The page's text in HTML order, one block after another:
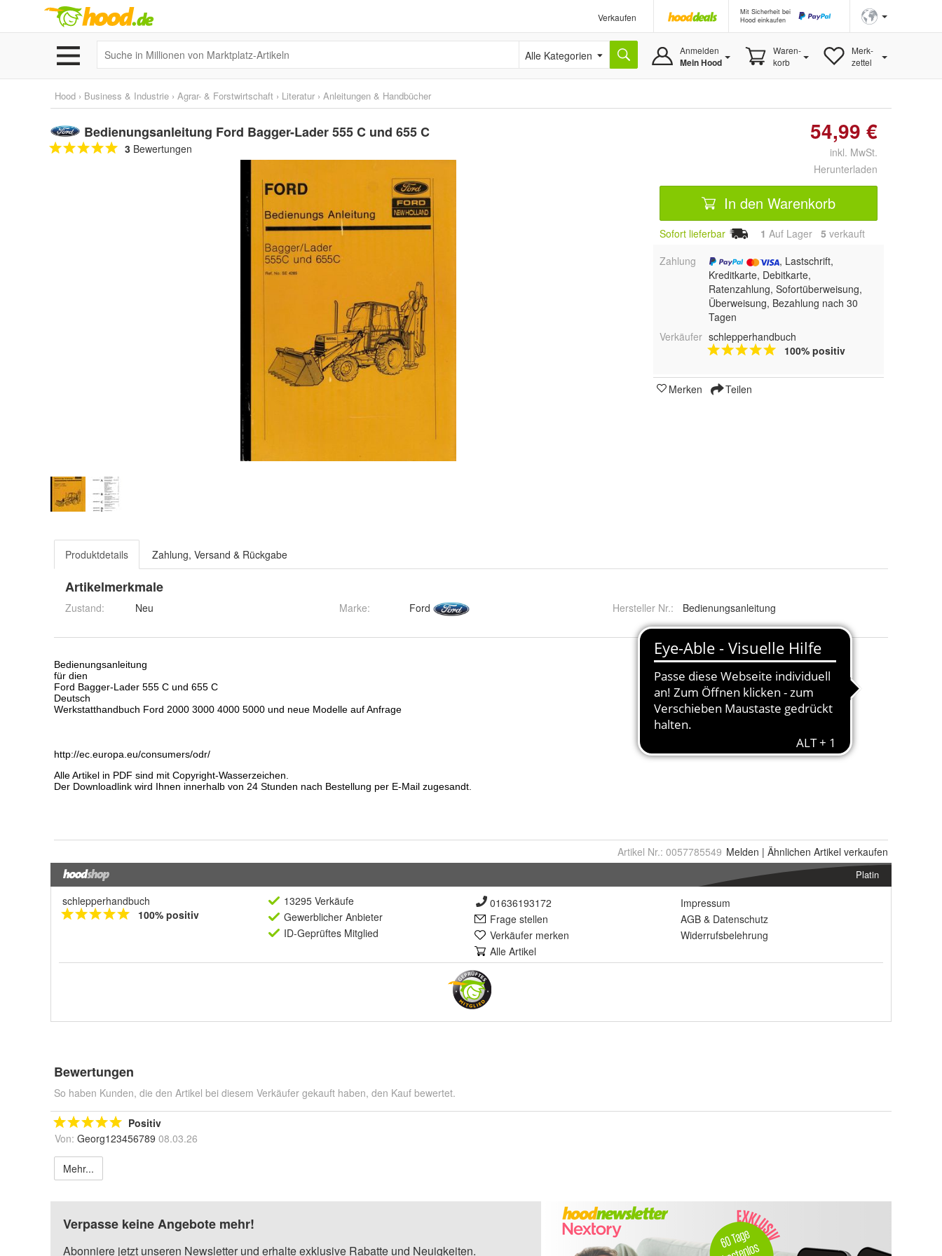
Verkaufen
Mit Sicherheit bei
Hood einkaufen
Alle Kategorien Anmelden
Mein Hood
Waren-
korb
Merk-
zettel
Hood › Business & Industrie › Agrar- & Forstwirtschaft › Literatur › Anleitungen & Handbücher
Bedienungsanleitung Ford Bagger-Lader 555 C und 655 C
3 Bewertungen
54,99 €
inkl. MwSt.
Herunterladen
In den Warenkorb
Sofort lieferbar 1 Auf Lager 5 verkauft
Zahlung
, Lastschrift,
Kreditkarte, Debitkarte,
Ratenzahlung, Sofortüberweisung,
Überweisung, Bezahlung nach 30
Tagen
Verkäufer schlepperhandbuch
100% positiv
Merken Teilen
Produktdetails Zahlung, Versand & Rückgabe
Artikelmerkmale
Zustand: Neu Marke: Ford Hersteller Nr.: Bedienungsanleitung
Artikel Nr.: 0057785549 Melden | Ähnlichen Artikel verkaufen
Platin
schlepperhandbuch
100% positiv
13295 Verkäufe
Gewerblicher Anbieter
ID-Geprüftes Mitglied
01636193172
Frage stellen
Verkäufer merken
Alle Artikel
Impressum
AGB & Datenschutz
Widerrufsbelehrung
Bewertungen
So haben Kunden, die den Artikel bei diesem Verkäufer gekauft haben, den Kauf bewertet.
Positiv
Von: Georg123456789 08.03.26
Mehr...
Verpasse keine Angebote mehr!
Abonniere jetzt unseren Newsletter und erhalte exklusive Rabatte und Neuigkeiten.